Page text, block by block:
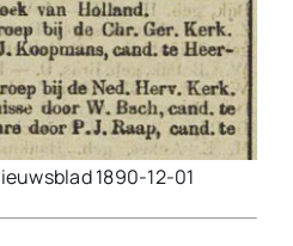
1890-12-01